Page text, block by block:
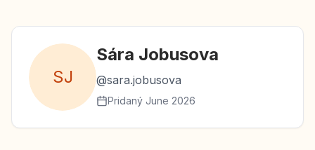
SJ
Sára Jobusova
@sara.jobusova
Pridaný June 2026